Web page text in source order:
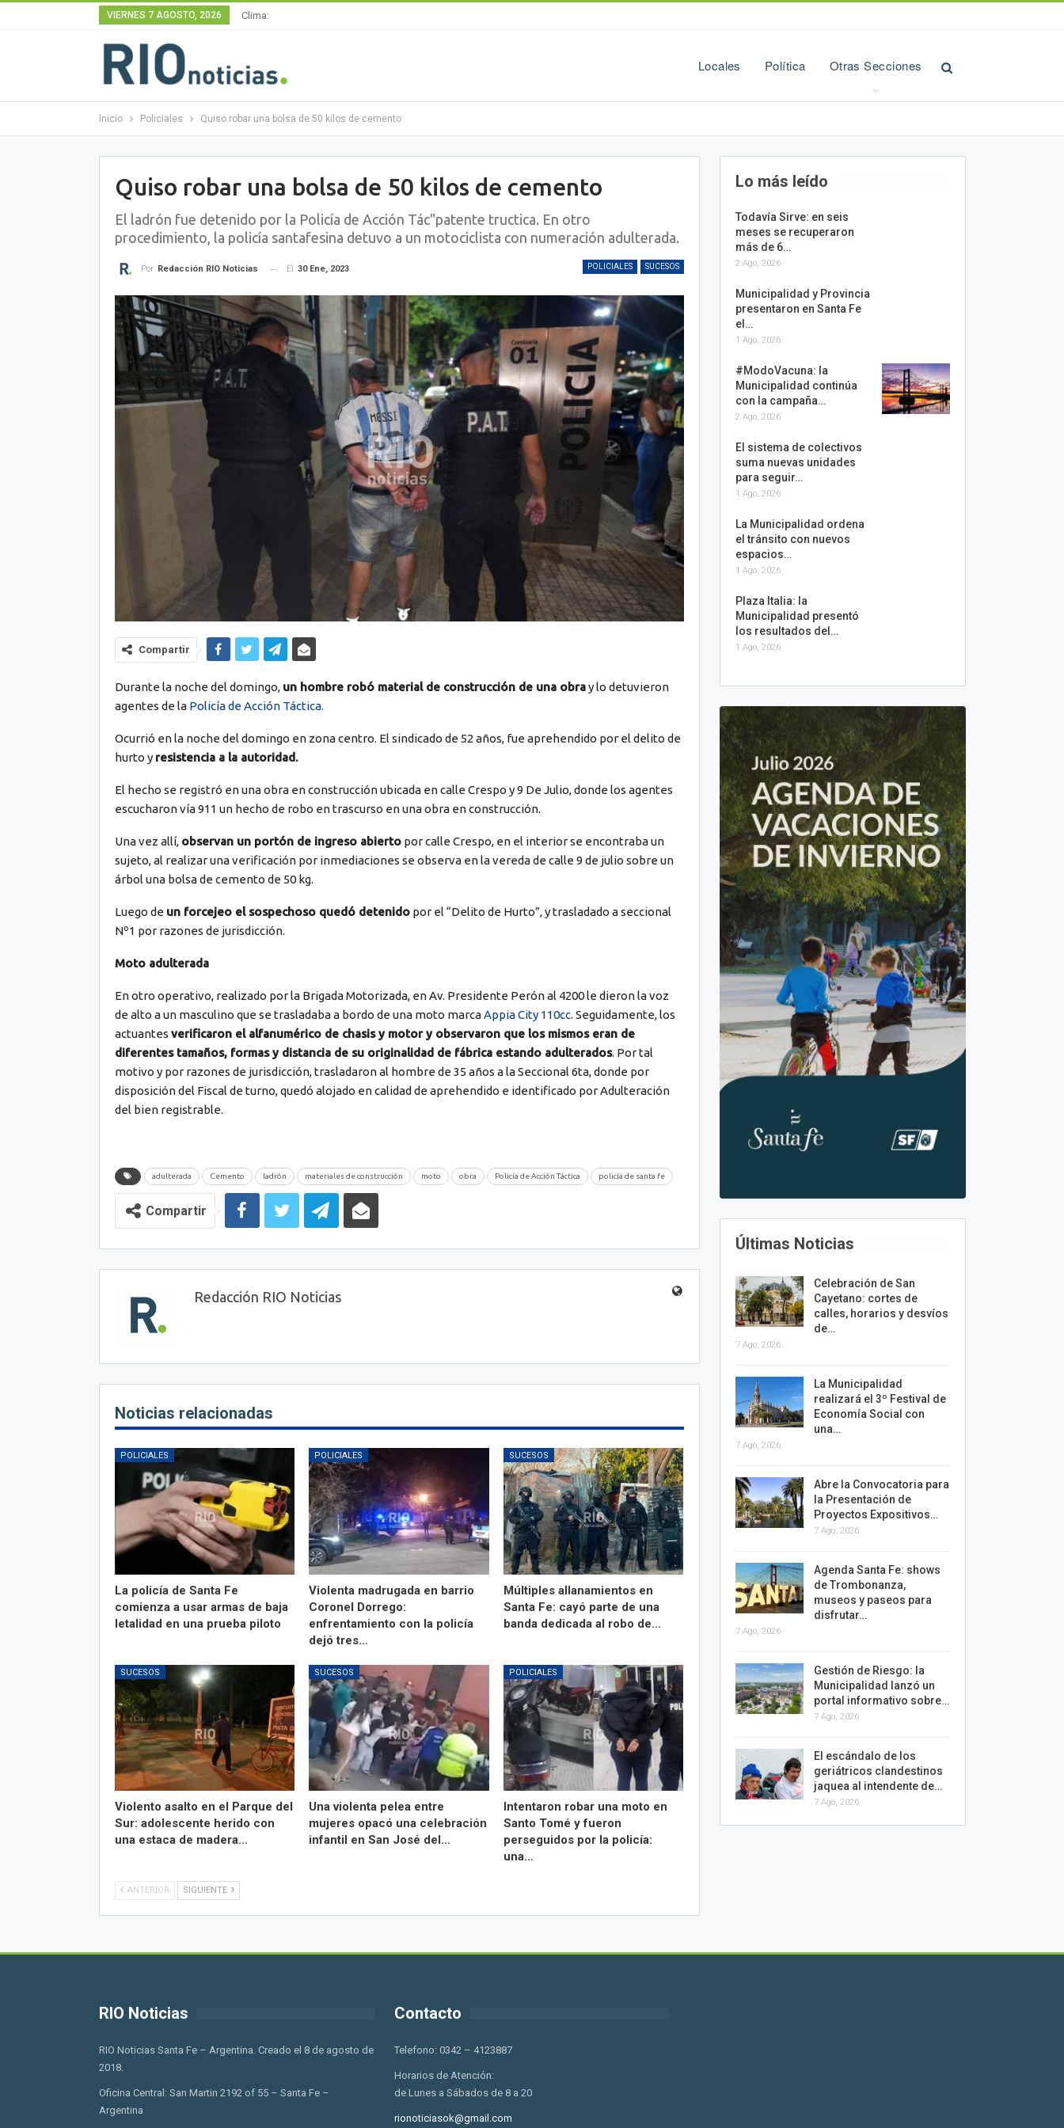
VIERNES 7 AGOSTO, 2026 Clima:
Locales Política Otras Secciones
Inicio Policiales Quiso robar una bolsa de 50 kilos de cemento
Quiso robar una bolsa de 50 kilos de cemento
El ladrón fue detenido por la Policía de Acción Tác"patente tructica. En otro
procedimiento, la policía santafesina detuvo a un motociclista con numeración adulterada.
POLICIALES SUCESOS
Por Redacción RIO Noticias El 30 Ene, 2023
Compartir
Durante la noche del domingo, un hombre robó material de construcción de una obray lo detuvieron
agentes de la Policía de Acción Táctica.
Ocurrió en la noche del domingo en zona centro. El sindicado de 52 años, fue aprehendido por el delito de
hurto y resistencia a la autoridad.
El hecho se registró en una obra en construcción ubicada en calle Crespo y 9 De Julio, donde los agentes
escucharon vía 911 un hecho de robo en trascurso en una obra en construcción.
Una vez allí, observan un portón de ingreso abiertopor calle Crespo, en el interior se encontraba un
sujeto, al realizar una verificación por inmediaciones se observa en la vereda de calle 9 de julio sobre un
árbol una bolsa de cemento de 50 kg.
Luego de un forcejeo el sospechoso quedó detenidopor el “Delito de Hurto”, y trasladado a seccional
Nº1 por razones de jurisdicción.
Moto adulterada
En otro operativo, realizado por la Brigada Motorizada, en Av. Presidente Perón al 4200 le dieron la voz
de alto a un masculino que se trasladaba a bordo de una moto marcaAppia City 110cc. Seguidamente, los
actuantes verificaron el alfanumérico de chasis y motor y observaron que los mismos eran de
diferentes tamaños, formas y distancia de su originalidad de fábrica estando adulterados. Por tal
motivo y por razones de jurisdicción, trasladaron al hombre de 35 años a la Seccional 6ta, donde por
disposición del Fiscal de turno, quedó alojado en calidad de aprehendido e identificado por Adulteración
del bien registrable.
adulterada Cemento ladrón materiales de construcción moto obra Policía de Acción Táctica policía de santa fe
Compartir
Redacción RIO Noticias
Noticias relacionadas
POLICIALES
La policía de Santa Fe
comienza a usar armas de baja
letalidad en una prueba piloto
POLICIALES
Violenta madrugada en barrio
Coronel Dorrego:
enfrentamiento con la policía
dejó tres…
SUCESOS
Múltiples allanamientos en
Santa Fe: cayó parte de una
banda dedicada al robo de…
SUCESOS
Violento asalto en el Parque del
Sur: adolescente herido con
una estaca de madera…
SUCESOS
Una violenta pelea entre
mujeres opacó una celebración
infantil en San José del…
POLICIALES
Intentaron robar una moto en
Santo Tomé y fueron
perseguidos por la policía:
una…
ANTERIOR SIGUIENTE
Lo más leído
Todavía Sirve: en seis
meses se recuperaron
más de 6…
2 Ago, 2026
Municipalidad y Provincia
presentaron en Santa Fe
el…
1 Ago, 2026
#ModoVacuna: la
Municipalidad continúa
con la campaña…
2 Ago, 2026
El sistema de colectivos
suma nuevas unidades
para seguir…
1 Ago, 2026
La Municipalidad ordena
el tránsito con nuevos
espacios…
1 Ago, 2026
Plaza Italia: la
Municipalidad presentó
los resultados del…
1 Ago, 2026
Últimas Noticias
Celebración de San
Cayetano: cortes de
calles, horarios y desvíos
de…
7 Ago, 2026
La Municipalidad
realizará el 3º Festival de
Economía Social con
una…
7 Ago, 2026
Abre la Convocatoria para
la Presentación de
Proyectos Expositivos…
7 Ago, 2026
Agenda Santa Fe: shows
de Trombonanza,
museos y paseos para
disfrutar…
7 Ago, 2026
Gestión de Riesgo: la
Municipalidad lanzó un
portal informativo sobre…
7 Ago, 2026
El escándalo de los
geriátricos clandestinos
jaquea al intendente de…
7 Ago, 2026
RIO Noticias
RIO Noticias Santa Fe – Argentina. Creado el 8 de agosto de
2018.
Oficina Central: San Martin 2192 of 55 – Santa Fe –
Argentina
Contacto
Telefono: 0342 – 4123887
Horarios de Atención:
de Lunes a Sábados de 8 a 20
rionoticiasok@gmail.com